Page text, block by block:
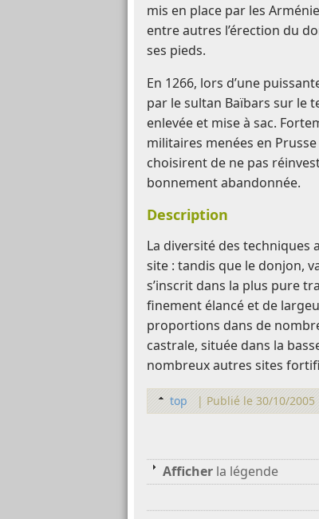
mis en place par les
entre autres l’érection du
ses pieds.
En 1266, lors d’une
par le sultan Baïbars sur le
enlevée et mise à sac.
militaires menées en
choisirent de ne pas
bonnement abandonnée.
Description
La diversité des
site : tandis que le donjon,
s’inscrit dans la plus pure
finement élancé et de
proportions dans de
castrale, située dans la
nombreux autres sites
top | Publié le 30/10/2005
Afficher la légende